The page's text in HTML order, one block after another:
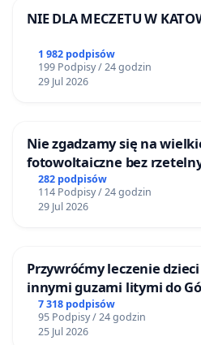
NIE DLA MECZETU W
1 982 podpisów
199 Podpisy / 24 godzin
29 Jul 2026
Nie zgadzamy się na
fotowoltaiczne bez
mieszkańców
282 podpisów
114 Podpisy / 24 godzin
29 Jul 2026
Przywróćmy leczenie
innymi guzami litymi do
Centrum Zdrowia Dziecka
7 318 podpisów
95 Podpisy / 24 godzin
25 Jul 2026